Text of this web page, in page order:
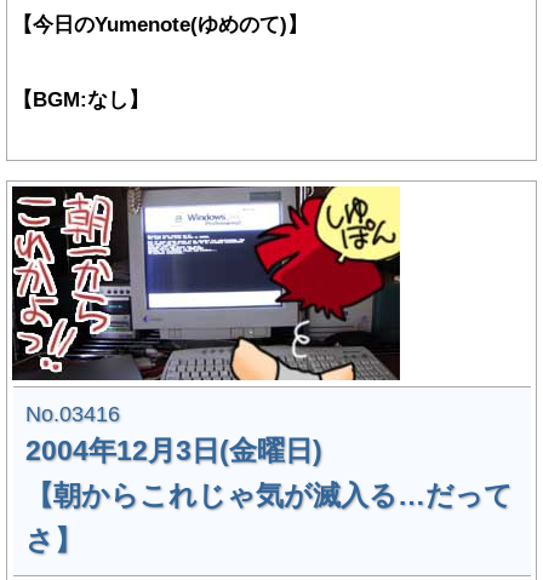
【今日のYumenote(ゆめのて)】
【BGM:なし】
No.03416
2004年12月3日(金曜日)
【朝からこれじゃ気が滅入る…だって
さ】